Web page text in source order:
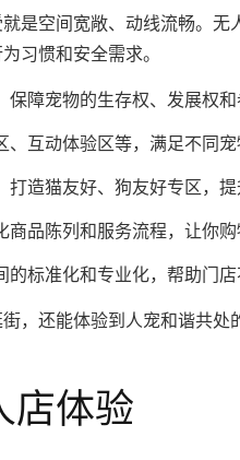
是空间宽敞、动线流畅。
习惯和安全需求。
障宠物的生存权、发展权
互动体验区等，满足不同宠
造猫友好、狗友好专区，提
品陈列和服务流程，让你购
标准化和专业化，帮助门店
，还能体验到人宠和谐共
店体验